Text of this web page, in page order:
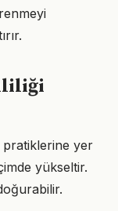
pratiklerine yer
yükseltir.